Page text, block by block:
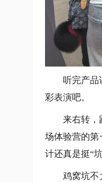
听完产
彩表演吧。
来右转，
场体验营的
计还真是挺“
鸡窝坑不